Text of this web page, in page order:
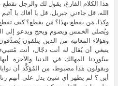
هذا الكلام الفارغ، يقول لك والرجل
الله، قل جاءني جبريل، قل يا أفاك يا
وكذا، مَن يقطع بهذا؟ مَن يقطع؟ كيف
ويُصلي الخمس ويصوم ويحج ويدعو إلى
وهؤلاء المعاتيه من الذين يتلقون
ينبغي أن يُقال له أنت دجّال، أنت
ستُورِدنا المهالك في الدنيا والآخرة
ويقولون هذا مضبوط، من المُؤكَّد أن
أين ؟ لم يظهر أي شيئ يدل على أنهم